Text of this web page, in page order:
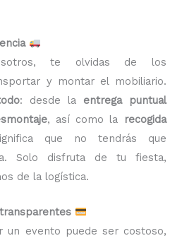
te olvidas de los
y montar el mobiliario.
: desde la entrega puntual
, así como la
recogida
que no tendrás que
Solo disfruta de tu fiesta,
de la logística.
un evento puede ser costoso,